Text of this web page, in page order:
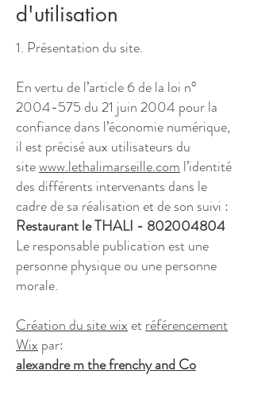
d'utilisation
1. Présentation du site.
En vertu de l’article 6 de la loi n°
2004-575du 21 juin 2004 pour la
confiance dans l’économie numérique,
il est précisé aux utilisateurs du
sitewww.lethalimarseille.com l’identité
des différents intervenants dans le
cadre de sa réalisation et de son suivi :
Restaurant le THALI - 802004804
Le responsable publication est une
personne physique ou une personne
morale.
Création du site wix etréférencement
Wix par:
alexandre m the frenchy and Co